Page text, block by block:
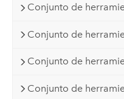
Conjunto de
Conjunto de
Conjunto de
Conjunto de